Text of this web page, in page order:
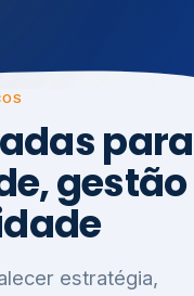
para
gestão
estratégia,